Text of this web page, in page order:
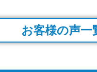
お客様の声一